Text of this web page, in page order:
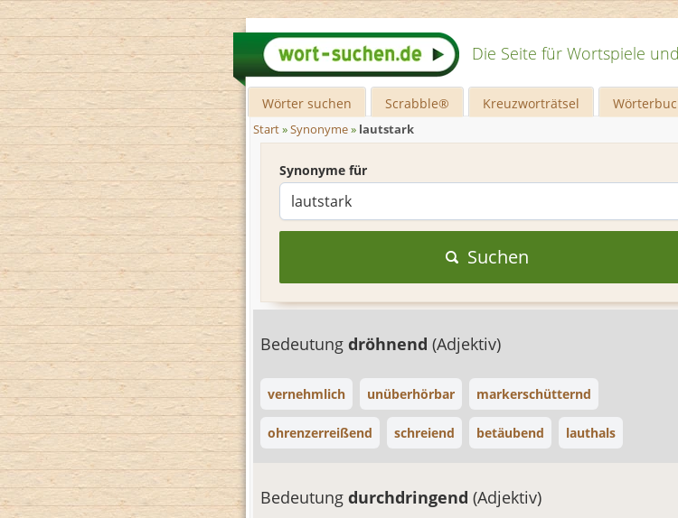
Die Seite für Wortspiele
Wörter suchen Scrabble® Kreuzworträtsel
Start»Synonyme» lautstark
Synonyme für
Suchen
Bedeutung dröhnend (Adjektiv)
vernehmlich unüberhörbar markerschütternd
ohrenzerreißend schreiend betäubend lauthals
Bedeutung durchdringend (Adjektiv)